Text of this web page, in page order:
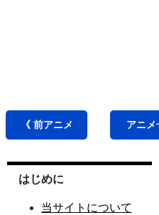
《 前アニメ アニメ
はじめに
当サイトについて